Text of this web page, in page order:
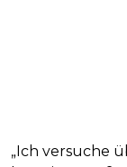
„Ich versuche